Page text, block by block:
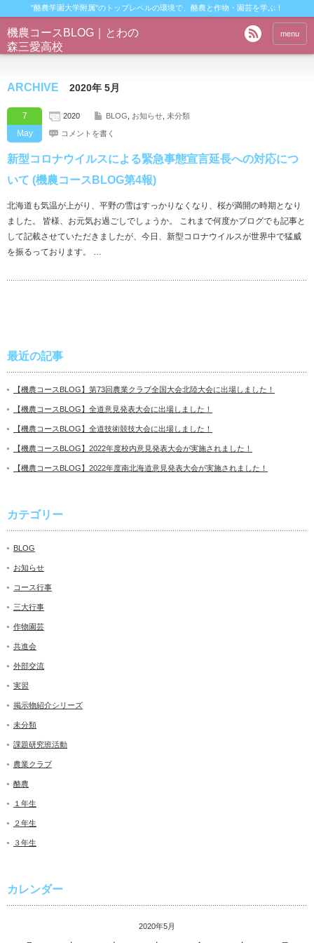
"酪農学園大学附属"のトップレベルの環境で、酪農と作物・園芸を学ぶ！
機農コースBLOG｜とわの
森三愛高校
menu
ARCHIVE 2020年 5月
7
May
2020 BLOG お知らせ 未分類
コメントを書く
新型コロナウイルスによる緊急事態宣言延長への対応につ
いて (機農コースBLOG第4報)
北海道も気温が上がり、平野の雪はすっかりなくなり、桜が満開の時期となり
ました。 皆様、お元気お過ごしでしょうか。 これまで何度かブログでも記事と
して記載させていただきましたが、今日、新型コロナウイルスが世界中で猛威
を振るっております。 …
最近の記事
【機農コースBLOG】第73回農業クラブ全国大会北陸大会に出場しました！
【機農コースBLOG】全道意見発表大会に出場しました！
【機農コースBLOG】全道技術競技大会に出場しました！
【機農コースBLOG】2022年度校内意見発表大会が実施されました！
【機農コースBLOG】2022年度南北海道意見発表大会が実施されました！
カテゴリー
BLOG
お知らせ
コース行事
三大行事
作物園芸
共進会
外部交流
実習
掲示物紹介シリーズ
未分類
課題研究班活動
農業クラブ
酪農
１年生
２年生
３年生
カレンダー
2020年5月